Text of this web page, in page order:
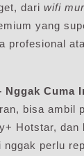
dari wifi
yang
profesional
Nggak Cuma
bisa ambil
Hotstar, dan
perlu